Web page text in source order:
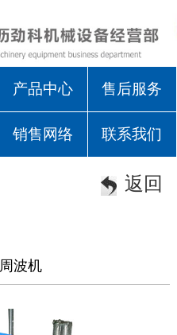
产品中心 售后服务
销售网络 联系我们
返回
波机